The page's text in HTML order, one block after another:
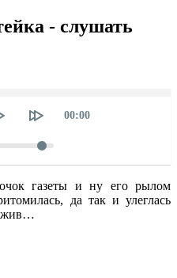
- слушать
Текущее
00:00
газеты и ну его рылом
да так и улеглась